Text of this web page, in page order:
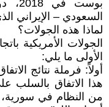
السعودي – الإيراني
لماذا هذه الجولات؟
الجولات الأمريكية
الأولى ما يلي:
أولاً: فرملة نتائج
هذا الاتفاق بالسلب
من النظام في